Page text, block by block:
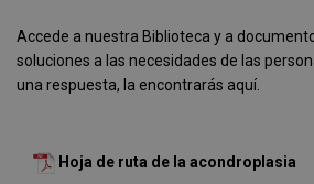
contains
demand
on
Accede a nuestra Biblioteca y a
soluciones a las necesidades de las
una respuesta, la encontrarás aquí.
Hoja de ruta de la acondroplasia